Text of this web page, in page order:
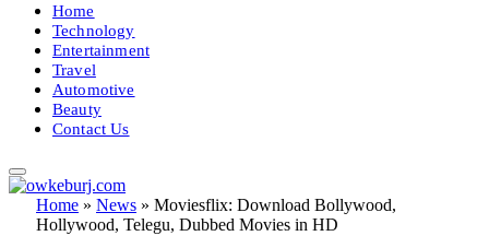
Home
Technology
Entertainment
Travel
Automotive
Beauty
Contact Us
Home » News » Moviesflix: Download Bollywood,
Hollywood, Telegu, Dubbed Movies in HD